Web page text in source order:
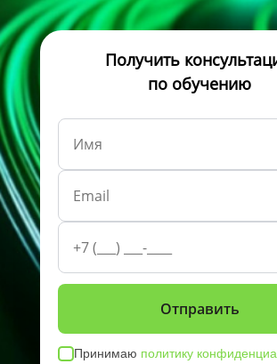
Получить
по обучению
Принимаю политику